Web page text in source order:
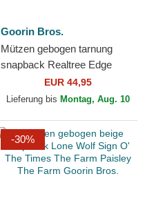
Goorin Bros.
Mützen gebogen tarnung
snapback Realtree Edge
Grump Dog The Farm Goorin
Bros.
EUR 44,95
Lieferung bis Montag, Aug. 10
-30%